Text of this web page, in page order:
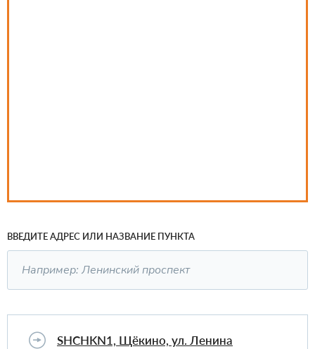
ВВЕДИТЕ АДРЕС ИЛИ НАЗВАНИЕ ПУНКТА
SHCHKN1, Щёкино, ул. Ленина